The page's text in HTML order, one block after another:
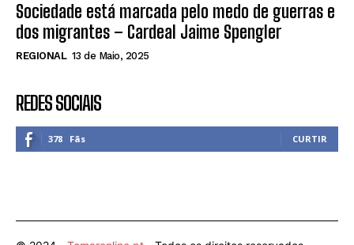
Sociedade está marcada pelo medo de guerras e
dos migrantes – Cardeal Jaime Spengler
REGIONAL 13 de Maio, 2025
REDES SOCIAIS
378 Fãs CURTIR